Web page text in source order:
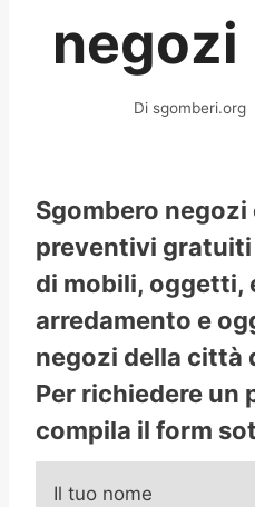
negozi
Di sgomberi.org
Sgombero
preventivi gratuiti
di mobili, oggetti,
arredamento e
negozi della città
Per richiedere un
compila il form
Il tuo nome